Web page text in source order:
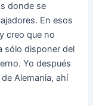
donde se
En esos
creo que no
sólo disponer del
Yo después
Alemania, ahí